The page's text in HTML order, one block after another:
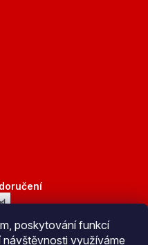
poskytování funkcí
návštěvnosti využíváme
platba